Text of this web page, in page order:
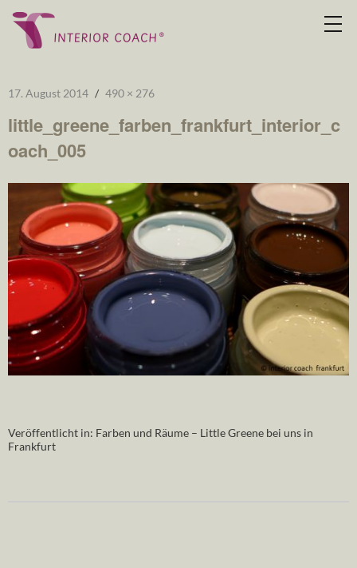
17. August 2014 490 × 276
little_greene_farben_frankfurt_interior_c
oach_005
Veröffentlicht in: Farben und Räume – Little Greene bei uns in
Frankfurt